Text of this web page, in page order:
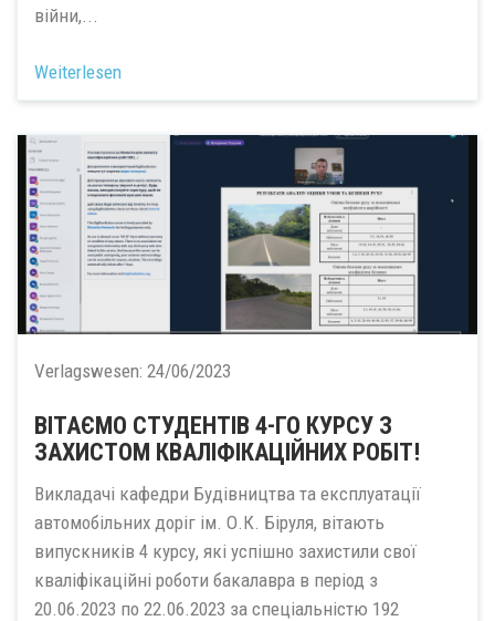
війни,...
Weiterlesen
Verlagswesen: 24/06/2023
ВІТАЄМО СТУДЕНТІВ 4-ГО КУРСУ З
ЗАХИСТОМ КВАЛІФІКАЦІЙНИХ РОБІТ!
Викладачі кафедри Будівництва та експлуатації
автомобільних доріг ім. О.К. Біруля, вітають
випускників 4 курсу, які успішно захистили свої
кваліфікаційні роботи бакалавра в період з
20.06.2023 по 22.06.2023 за спеціальністю 192